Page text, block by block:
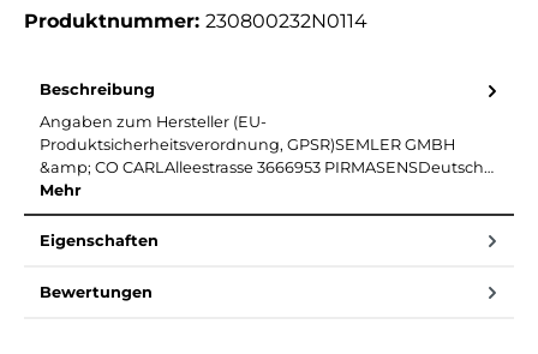
Produktnummer: 230800232N0114
Beschreibung
Angaben zum Hersteller (EU-
Produktsicherheitsverordnung, GPSR)SEMLER GMBH
&amp; CO CARLAlleestrasse 3666953 PIRMASENSDeutsch…
Mehr
Eigenschaften
Bewertungen